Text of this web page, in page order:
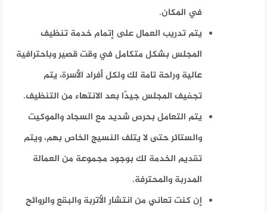
في المكان.
يتم تدريب العمال على إتمام خدمة تنظيف
المجلس بشكل متكامل في وقت قصير وباحترافية
عالية وراحة تامة لك ولكل أفراد الأسرة، يتم
تجفيف المجلس جيدًا بعد الانتهاء من التنظيف.
يتم التعامل بحرص شديد مع السجاد والموكيت
والستائر حتى لا يتلف النسيج الخاص بهم، ويتم
تقديم الخدمة لك بوجود مجموعة من العمالة
المدربة والمحترفة.
إن كنت تعاني من انتشار الأتربة والبقع والروائح